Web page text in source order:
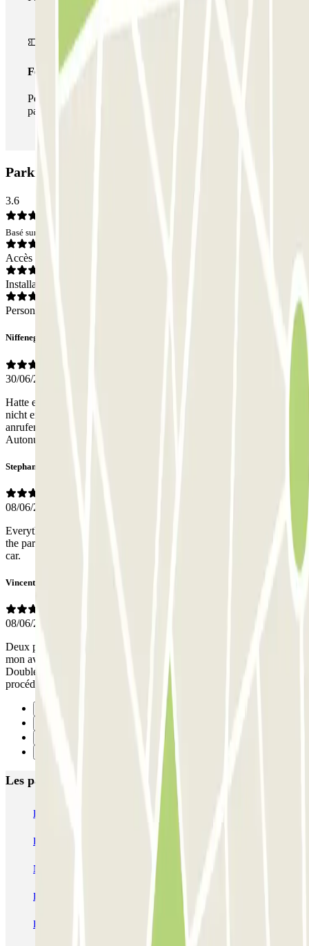
Forfait illimité
Pendant votre séjour, vous pouvez entrer et sortir du
parking aussi souvent que vous le souhaitez.
Parking INDIGO Saleya: Avis
3.6
Basé sur 6 avis
Accès
Installations
Personnel
Niffenegger
30/06/2026
Hatte einen Mietwagen und konnte die Kontrollschildnummer leider
nicht erfassen. Das mit dem Ticket nehmen und bei der Ausfahrt
anrufen hat geklappt, war aber umständlich. Schade , dass die
Autonummer bei der ersten Ausfahrt nicht gespeichert wurde.
Stephan
08/06/2026
Everything worked just fine. The location could not be more central,
the parkinglots are big and there is enough space to manouver the
car.
Vincent
08/06/2026
Deux parking l'un a coté de l'autre, je me suis trompé de parking,
mon avis n'est possible que sur laccessibilité du parking.
Doublement duvtarif, je ne renouvellerais pas d'autant plus que la
procédure sans immat est compliqué.
Les parkings les mieux notés à Nice
P5 Aéroport de Nice Côte d'Azur Terminal 2 - Au contact
P6 Aéroport de Nice Côte d'Azur - Terminal 2 - Longue durée
Nicetoile ECTOR - Service Voiturier - Nice - T2
ECTOR - Service Voiturier - Nice - T1
Easy Parking Aéroport - Extérieur - Nice